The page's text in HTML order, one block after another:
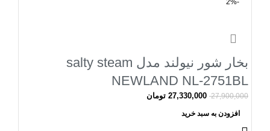
-2%
بخار شور نیولند مدل salty steam
NEWLAND NL-2751BL
27,900,000
27,330,000 تومان
افزودن به سبد خرید